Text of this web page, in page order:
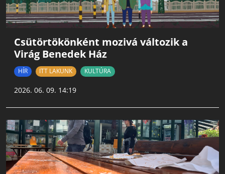
Csütörtökönként mozivá változik a
Virág Benedek Ház
HÍR ITT LAKUNK KULTÚRA
2026. 06. 09. 14:19